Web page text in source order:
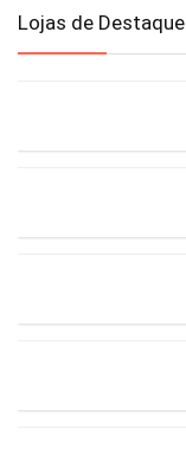
Lojas de Destaque